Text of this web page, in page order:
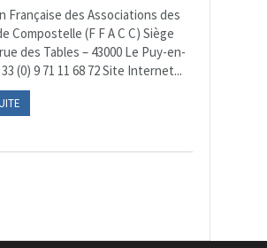
Française des Associations des
Compostelle (F F A C C) Siège
des Tables – 43000 Le Puy-en-
(0) 9 71 11 68 72 Site Internet...